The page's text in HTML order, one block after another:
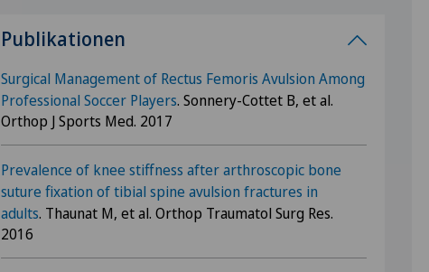
Publikationen
Surgical Management of Rectus Femoris Avulsion Among
Professional Soccer Players. Sonnery-Cottet B, et al.
Orthop J Sports Med. 2017
Prevalence of knee stiffness after arthroscopic bone
suture fixation of tibial spine avulsion fractures in
adults. Thaunat M, et al. Orthop Traumatol Surg Res.
2016